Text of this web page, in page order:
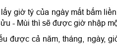
giờ tý của ngày mất bấm
- Mùi thì sẽ được giờ nhập
được cả năm, tháng, ngày,